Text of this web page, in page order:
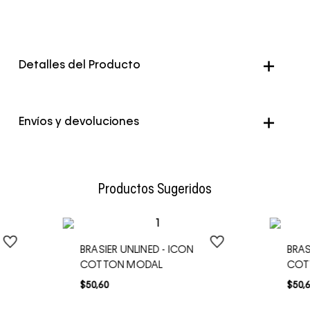
Detalles del Producto
Color Negro
Envíos y devoluciones
Productos Sugeridos
BRASIER UNLINED - ICON
COTTON MODAL
$50,60 $50,